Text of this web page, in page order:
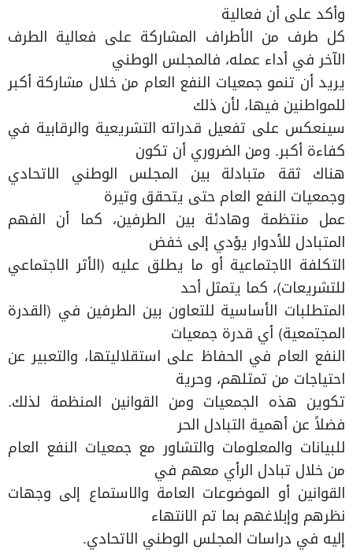
وأكد على أن فعالية
كل طرف من الأطراف المشاركة على فعالية الطرف
الآخر في أداء عمله، فالمجلس الوطني
يريد أن تنمو جمعيات النفع العام من خلال مشاركة أكبر
للمواطنين فيها، لأن ذلك
سينعكس على تفعيل قدراته التشريعية والرقابية في
كفاءة أكبر. ومن الضروري أن تكون
هناك ثقة متبادلة بين المجلس الوطني الاتحادي
وجمعيات النفع العام حتى يتحقق وتيرة
عمل منتظمة وهادئة بين الطرفين، كما أن الفهم
المتبادل للأدوار يؤدي إلى خفض
التكلفة الاجتماعية أو ما يطلق عليه (الأثر الاجتماعي
للتشريعات)، كما يتمثل أحد
المتطلبات الأساسية للتعاون بين الطرفين في (القدرة
المجتمعية) أي قدرة جمعيات
النفع العام في الحفاظ على استقلاليتها، والتعبير عن
احتياجات من تمثلهم، وحرية
تكوين هذه الجمعيات ومن القوانين المنظمة لذلك.
فضلاً عن أهمية التبادل الحر
للبيانات والمعلومات والتشاور مع جمعيات النفع العام
من خلال تبادل الرأي معهم في
القوانين أو الموضوعات العامة والاستماع إلى وجهات
نظرهم وإبلاغهم بما تم الانتهاء
إليه في دراسات المجلس الوطني الاتحادي.